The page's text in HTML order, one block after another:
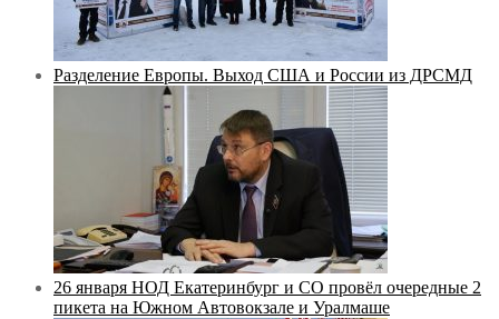
Разделение Европы. Выход США и России из ДРСМД
26 января НОД Екатеринбург и СО провёл очередные 2
пикета на Южном Автовокзале и Уралмаше